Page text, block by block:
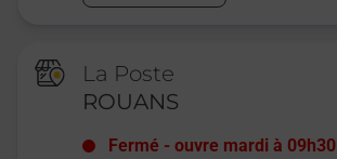
La Poste
ROUANS
Fermé -ouvre mardi à 09h30